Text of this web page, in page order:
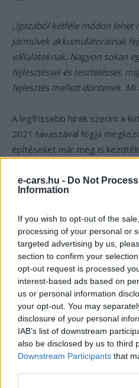
e-cars.hu - Do Not
Information
If you wish to opt-out of the
processing of your personal or
targeted advertising by us,
section to confirm your
opt-out request is processed
interest-based ads based on
us or personal information
your opt-out. You may
disclosure of your personal
IAB’s list of downstream
also be disclosed by us to third
Downstream Participants that
„Igazából kétféle módon lehet
járművek akkumulátorainak
vállalatoknak. Nagyon sokan
fejlesztéssel és teszteléssel,
fejlesztés mellett döntenek. Mi
A legfrissebb hírek szerint a
2021 tavaszával fogja
építéseket már meg is
első felétől.
Kövesd az e-cars.hu-t
tartalmakért!
CÍMKÉK Elektromos autó
Volkswagen ID.4
voltswagen